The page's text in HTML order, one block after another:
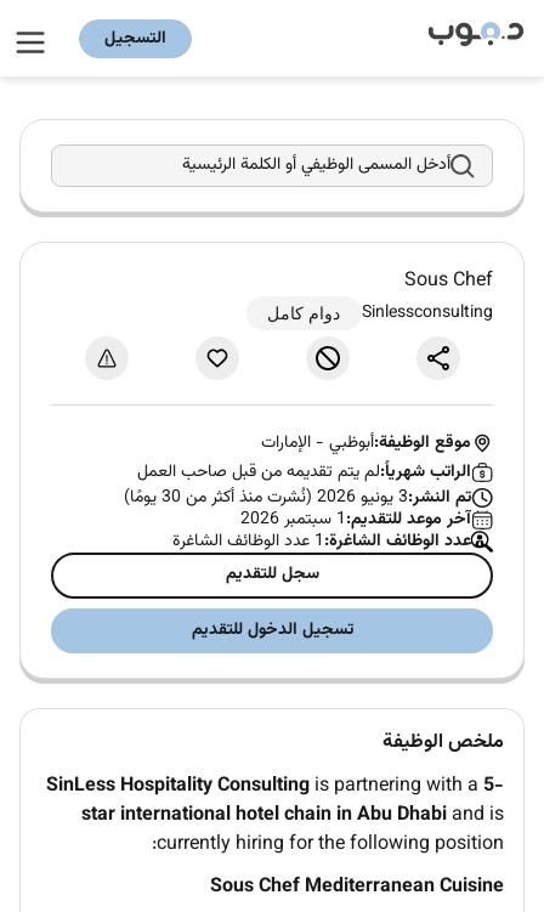
التسجيل
أدخل المسمى الوظيفي أو الكلمة الرئيسية
Sous Chef
Sinlessconsulting دوام كامل
موقع الوظيفة:أبوظبي - الإمارات
الراتب شهرياً:لم يتم تقديمه من قبل صاحب العمل
تم النشر:3 يونيو 2026 (نُشرت منذ أكثر من 30 يومًا)
آخر موعد للتقديم:1 سبتمبر 2026
عدد الوظائف الشاغرة:1 عدد الوظائف الشاغرة
سجل للتقديم
تسجيل الدخول للتقديم
ملخص الوظيفة
SinLess Hospitality Consulting is partnering with a 5-
star international hotel chain in Abu Dhabiand is
currently hiring for the following position:
Sous Chef Mediterranean Cuisine